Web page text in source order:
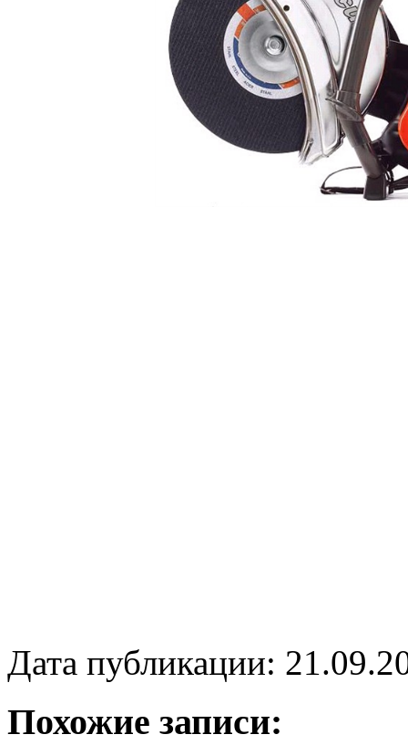
Дата публикации:
Похожие записи: